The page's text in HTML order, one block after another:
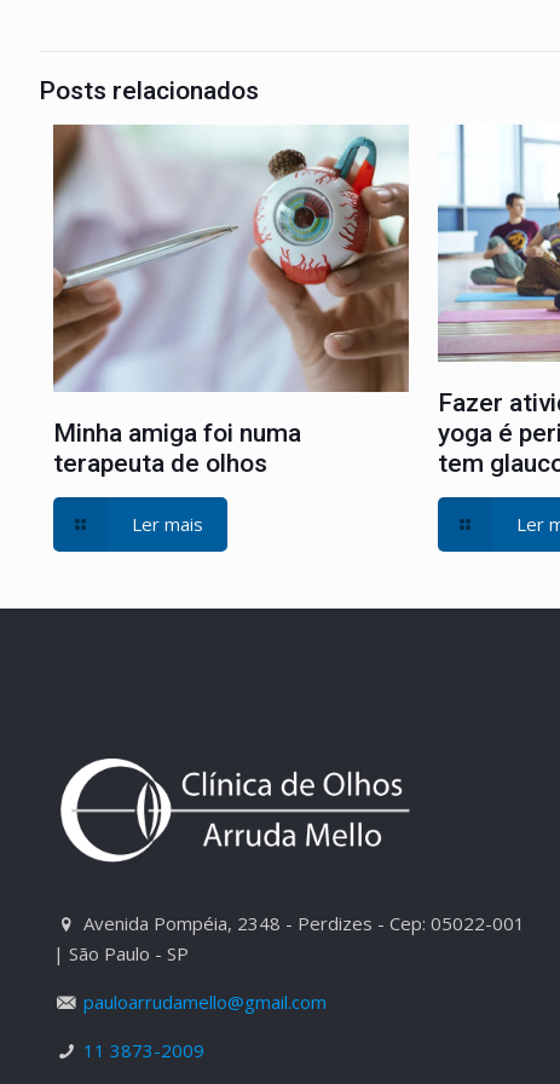
Posts relacionados
Minha amiga foi numa
terapeuta de olhos
Ler mais
Fazer
yoga é
tem
Ler
Avenida Pompéia, 2348 - Perdizes - Cep: 05022-001
| São Paulo - SP
pauloarrudamello@gmail.com
11 3873-2009